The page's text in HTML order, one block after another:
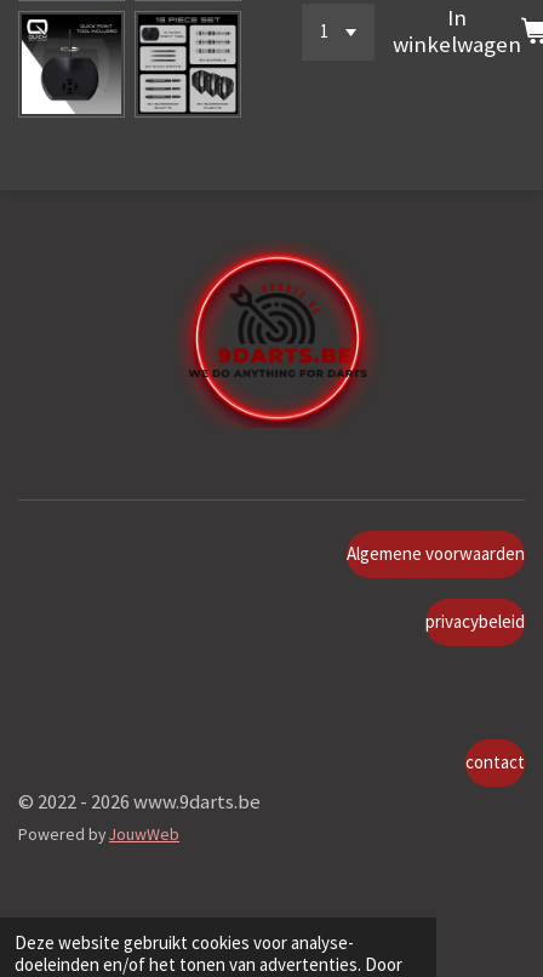
Deze website gebruikt cookies voor analyse-
doeleinden en/of het tonen van advertenties. Door
In
winkelwagen
Algemene voorwaarden
privacybeleid
contact
© 2022 - 2026 www.9darts.be
Powered byJouwWeb